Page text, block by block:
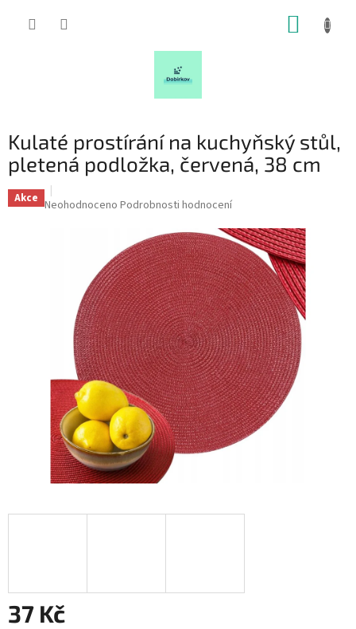
Kulaté prostírání na kuchyňský stůl,
pletená podložka, červená, 38 cm
Akce Průměrné
hvězdiček.
Neohodnoceno Podrobnosti hodnocení
37 Kč